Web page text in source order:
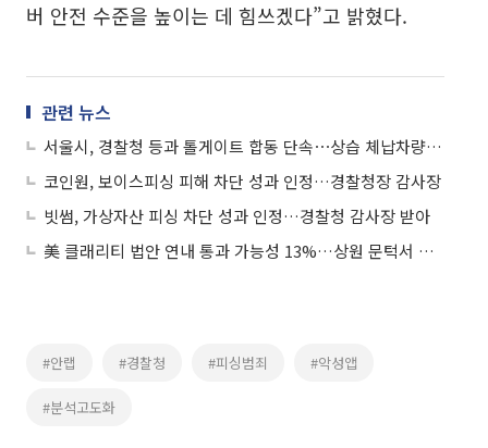
버 안전 수준을 높이는 데 힘쓰겠다”고 밝혔다.
관련 뉴스
서울시, 경찰청 등과 톨게이트 합동 단속⋯상습 체납차량 번호판 영치
코인원, 보이스피싱 피해 차단 성과 인정…경찰청장 감사장
빗썸, 가상자산 피싱 차단 성과 인정…경찰청 감사장 받아
美 클래리티 법안 연내 통과 가능성 13%…상원 문턱서 제동
#안랩 #경찰청 #피싱범죄 #악성앱
#분석고도화